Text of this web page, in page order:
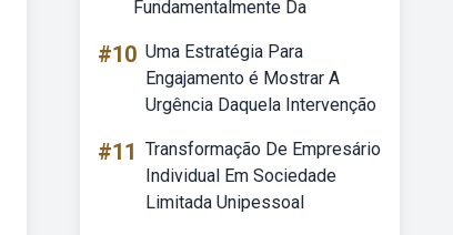
Fundamentalmente Da
#10 Uma Estratégia Para
Engajamento é Mostrar A
Urgência Daquela Intervenção
#11 Transformação De Empresário
Individual Em Sociedade
Limitada Unipessoal